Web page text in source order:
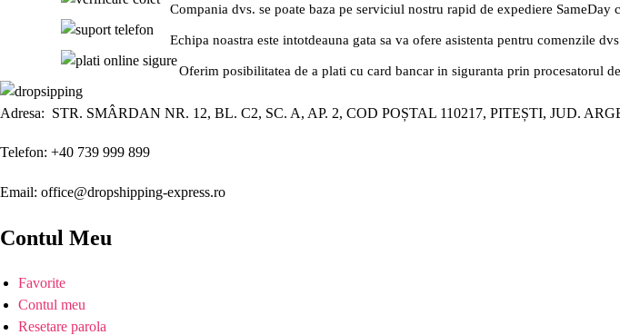
Compania dvs. se poate baza pe serviciul nostru rapid de expediere SameDay
Echipa noastra este intotdeauna gata sa va ofere asistenta pentru comenzile
Oferim posibilitatea de a plati cu card bancar in siguranta prin procesatorul
Adresa: STR. SMÂRDAN NR. 12, BL. C2, SC. A, AP. 2, COD POȘTAL 110217, PITEȘTI, JUD.
Telefon: +40 739 999 899
Email: office@dropshipping-express.ro
Contul Meu
Favorite
Contul meu
Resetare parola